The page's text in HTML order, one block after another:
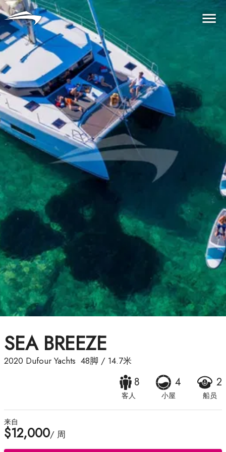
SEA BREEZE
2020 Dufour Yachts 48脚 / 14.7米
8
客人
4
小屋
2
船员
来自
$12,000/ 周
语言
货币